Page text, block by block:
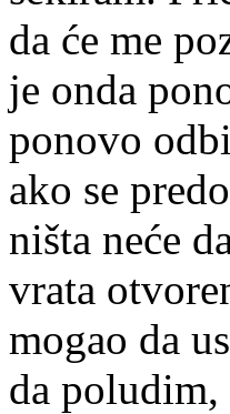
da će me
je onda
ponovo
ako se
ništa neće
vrata
mogao da
da